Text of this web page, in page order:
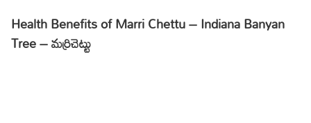
Health Benefits of Marri Chettu – Indiana Banyan
Tree – మర్రిచెట్టు